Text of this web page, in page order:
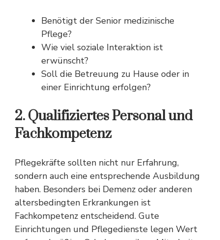
Benötigt der Senior medizinische
Pflege?
Wie viel soziale Interaktion ist
erwünscht?
Soll die Betreuung zu Hause oder in
einer Einrichtung erfolgen?
2. Qualifiziertes Personal und
Fachkompetenz
Pflegekräfte sollten nicht nur Erfahrung,
sondern auch eine entsprechende Ausbildung
haben. Besonders bei Demenz oder anderen
altersbedingten Erkrankungen ist
Fachkompetenz entscheidend. Gute
Einrichtungen und Pflegedienste legen Wert